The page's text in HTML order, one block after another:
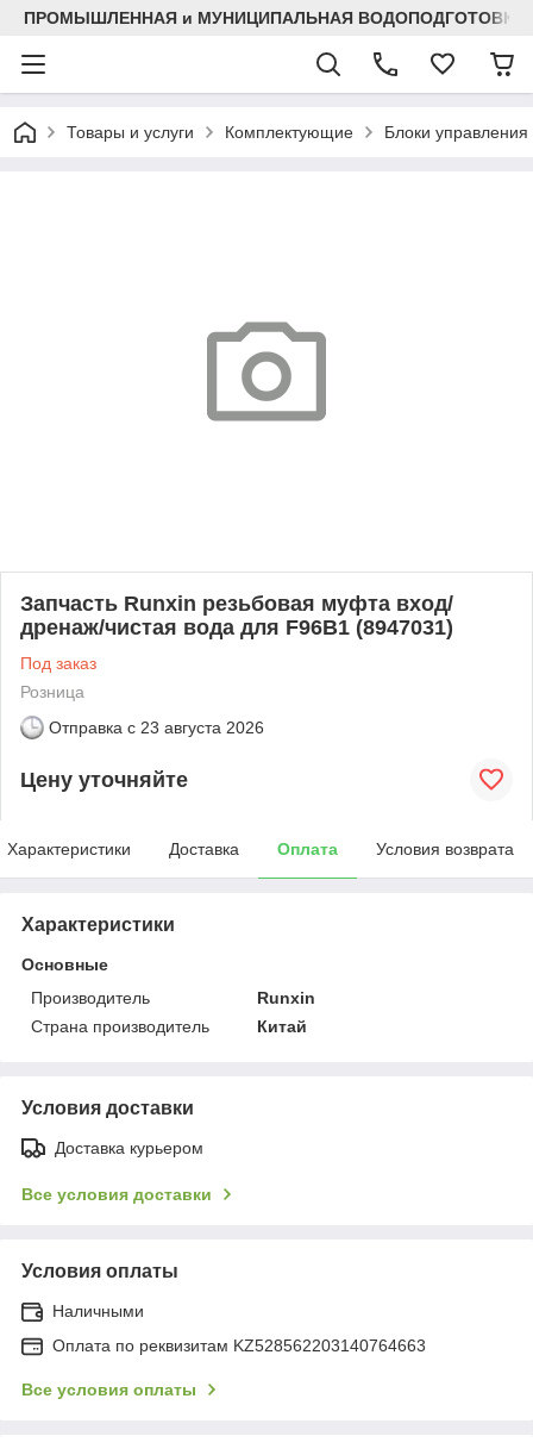
ПРОМЫШЛЕННАЯ и МУНИЦИПАЛЬНАЯ ВОДОПОДГОТОВКА
Товары и услуги Комплектующие Блоки управления
Запчасть Runxin резьбовая муфта вход/
дренаж/чистая вода для F96B1 (8947031)
Под заказ
Розница
Отправка с 23 августа 2026
Цену уточняйте
Характеристики Доставка Оплата Условия возврата
Характеристики
Основные
Производитель
Runxin
Страна производитель
Китай
Условия доставки
Доставка курьером
Все условия доставки
Условия оплаты
Наличными
Оплата по реквизитам KZ528562203140764663
Все условия оплаты